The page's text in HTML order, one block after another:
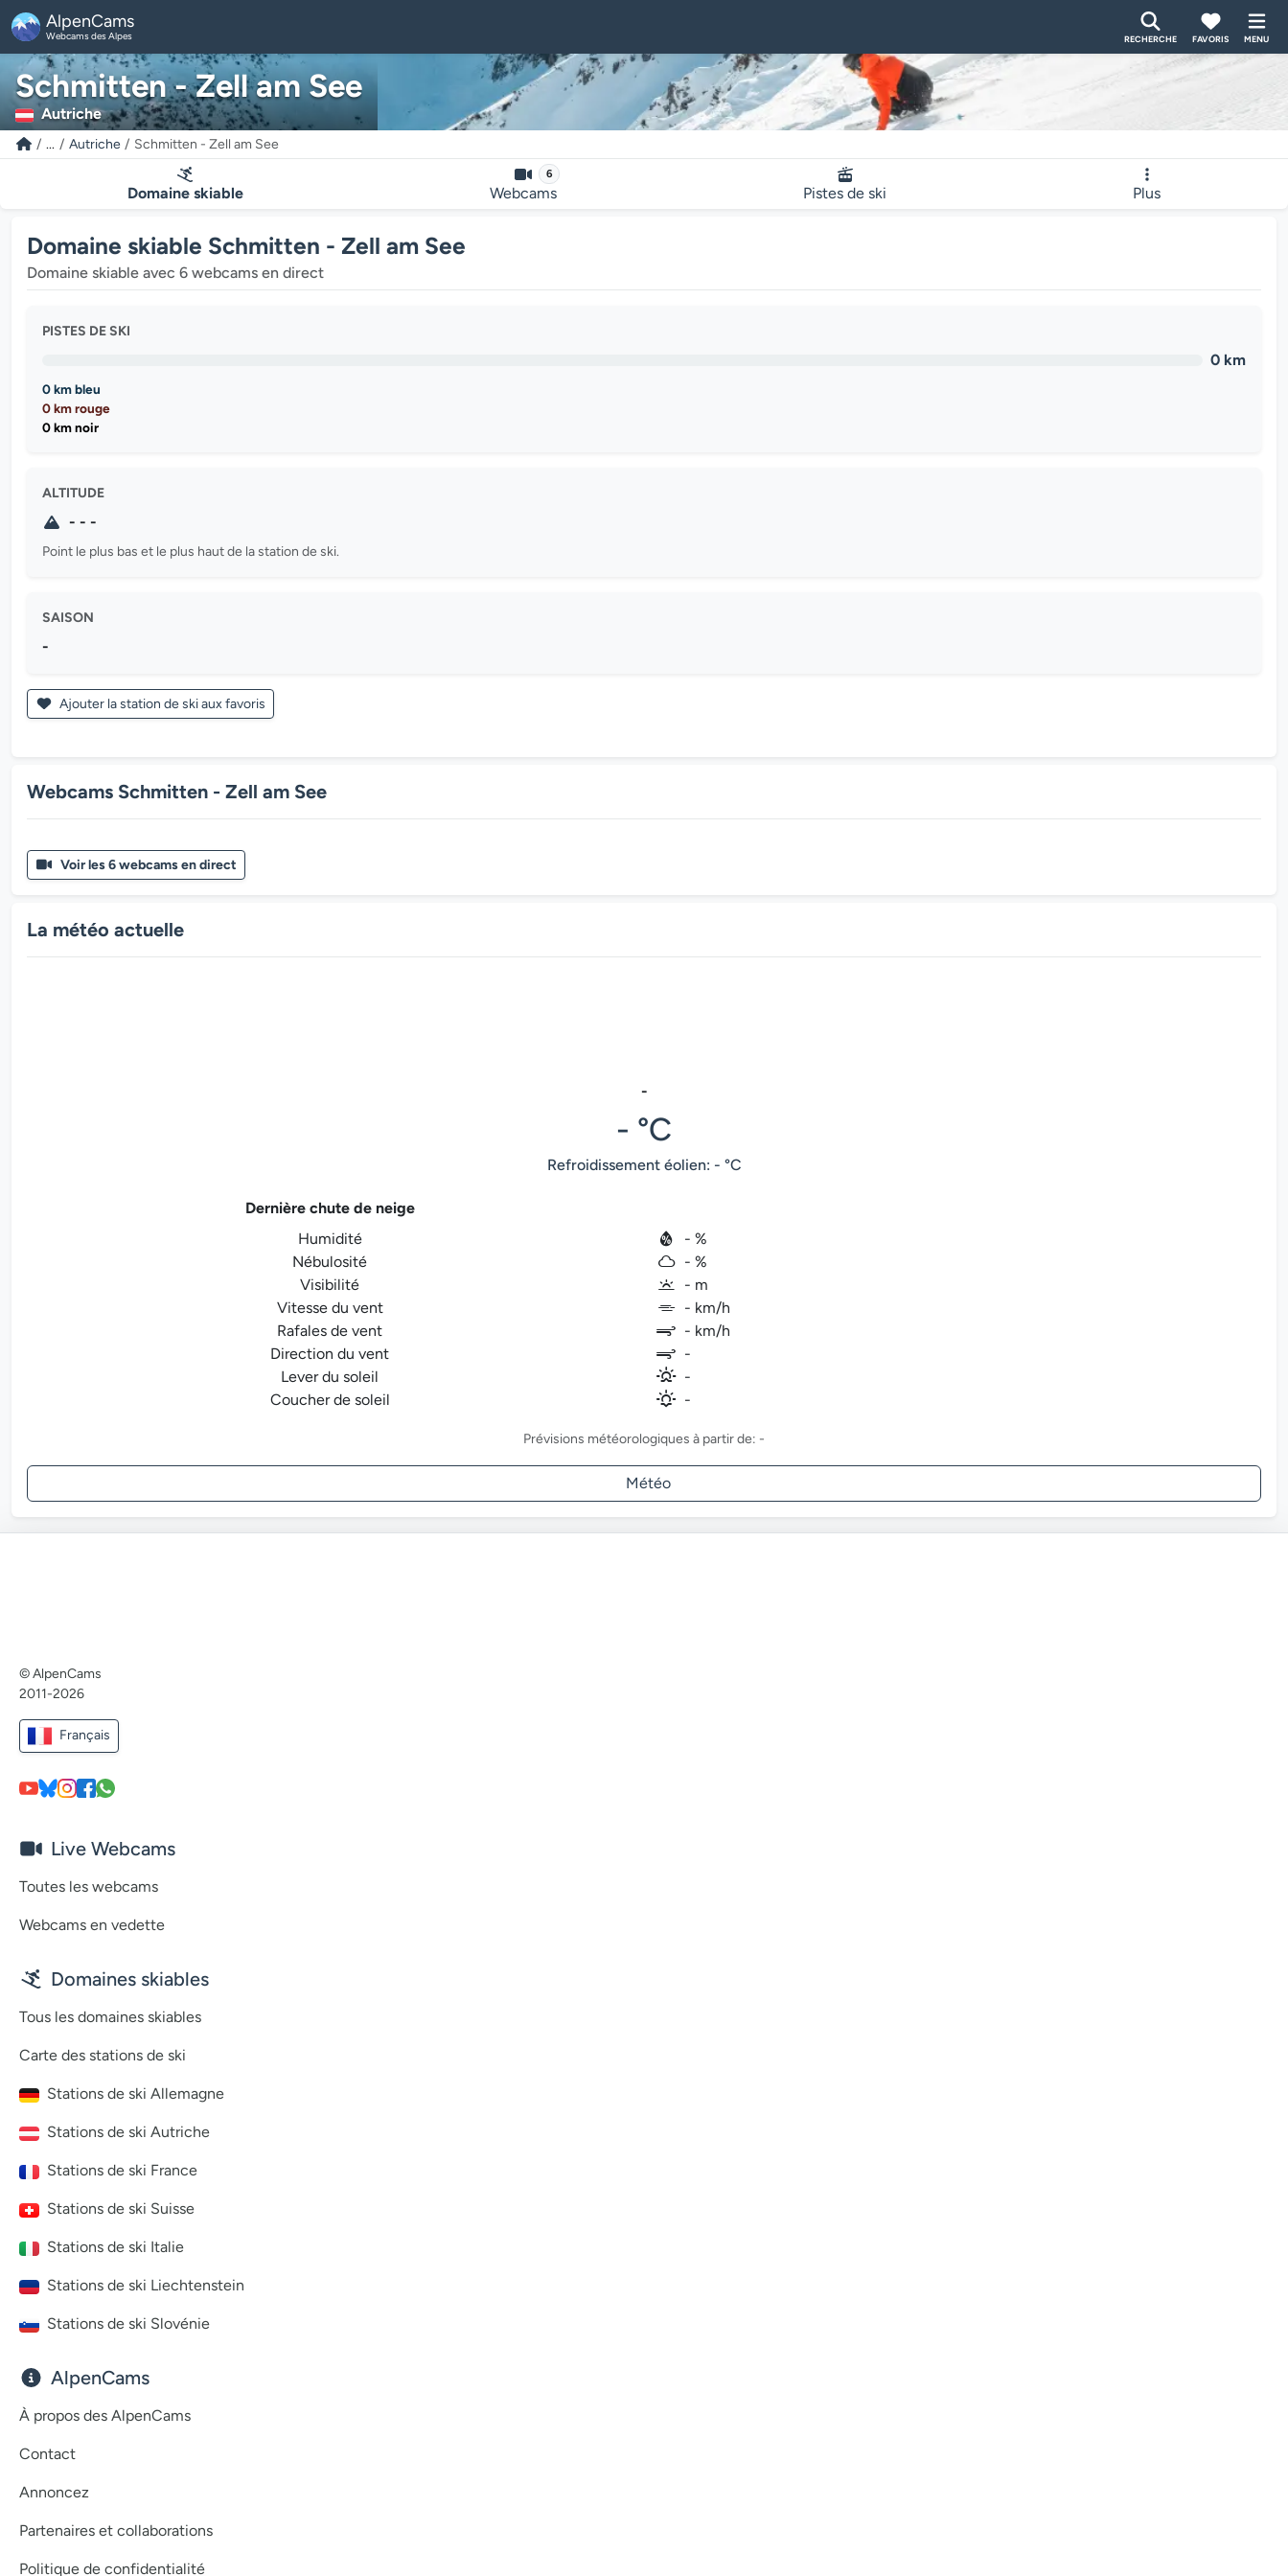
AlpenCams
Webcams des Alpes RECHERCHE FAVORIS MENU
Schmitten - Zell am See
Autriche
... Autriche Schmitten - Zell am See
Domaine skiable
6
Webcams Pistes de ski Plus
Domaine skiable Schmitten - Zell am See
Domaine skiable avec 6 webcams en direct
PISTES DE SKI
0 km
0 km bleu
0 km rouge
0 km noir
ALTITUDE
- - -
Point le plus bas et le plus haut de la station de ski.
SAISON
-
Ajouter la station de ski aux favoris
Webcams Schmitten - Zell am See
Voir les 6 webcams en direct
La météo actuelle
-
- °C
Refroidissement éolien: - °C
Dernière chute de neige
Humidité
- %
Nébulosité
- %
Visibilité
- m
Vitesse du vent
- km/h
Rafales de vent
- km/h
Direction du vent
-
Lever du soleil
-
Coucher de soleil
-
Prévisions météorologiques à partir de: -
Météo
© AlpenCams
2011-2026
Français
Live Webcams
Toutes les webcams
Webcams en vedette
Domaines skiables
Tous les domaines skiables
Carte des stations de ski
Stations de ski Allemagne
Stations de ski Autriche
Stations de ski France
Stations de ski Suisse
Stations de ski Italie
Stations de ski Liechtenstein
Stations de ski Slovénie
AlpenCams
À propos des AlpenCams
Contact
Annoncez
Partenaires et collaborations
Politique de confidentialité